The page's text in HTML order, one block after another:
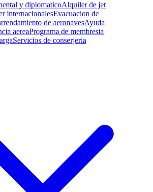
y diplomaticoAlquiler de jet
internacionalesEvacuacion de
de aeronavesAyuda
aereaPrograma de membresia
Servicios de conserjeria